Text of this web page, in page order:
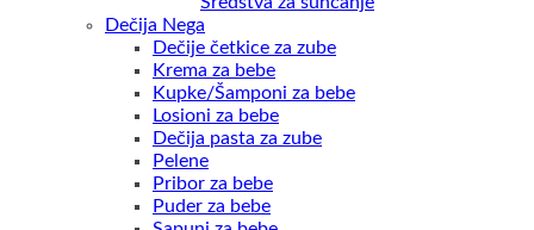
Dečija Nega
Dečije četkice za zube
Krema za bebe
Kupke/Šamponi za bebe
Losioni za bebe
Dečija pasta za zube
Pelene
Pribor za bebe
Puder za bebe